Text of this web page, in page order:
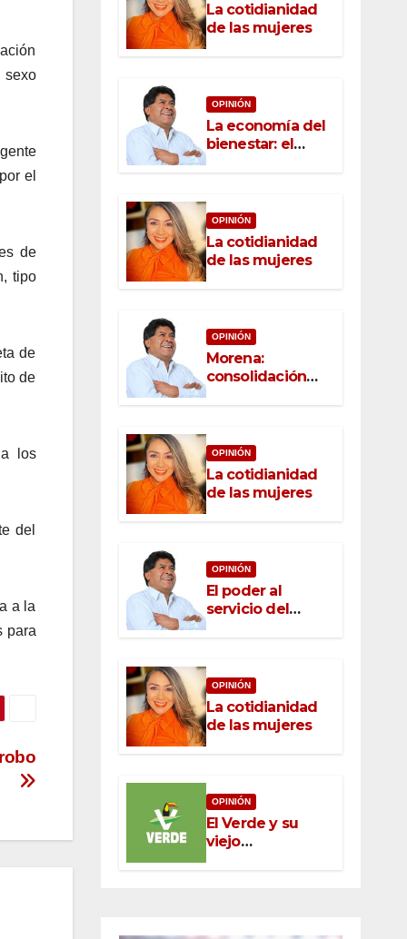
sexo
el
de
tipo
de
de
los
del
a la
para
La cotidianidad
de las mujeres
OPINIÓN
La economía del
bienestar: el
nuevo rostro del
OPINIÓN
La cotidianidad
de las mujeres
OPINIÓN
Morena:
consolidación
con raíz, rumbo
OPINIÓN
La cotidianidad
de las mujeres
OPINIÓN
El poder al
servicio del
pueblo: la nueva
México
OPINIÓN
La cotidianidad
de las mujeres
OPINIÓN
El Verde y su
viejo
oportunismo